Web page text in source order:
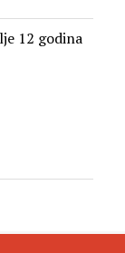
12 godina